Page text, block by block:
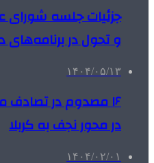
جزئیات جلسه شورای
و تحول در
۱۴۰۴/۰۵/۱۳
۱۶ مصدوم در تصادف
در محور نجف به کربلا
۱۴۰۴/۰۲/۰۱